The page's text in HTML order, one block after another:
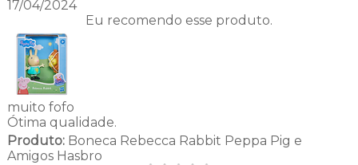
17/04/2024
Eu recomendo esse produto.
muito fofo
Ótima qualidade.
Produto:Boneca Rebecca Rabbit Peppa Pig e
Amigos Hasbro